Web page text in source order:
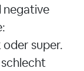
negative
oder super.
schlecht